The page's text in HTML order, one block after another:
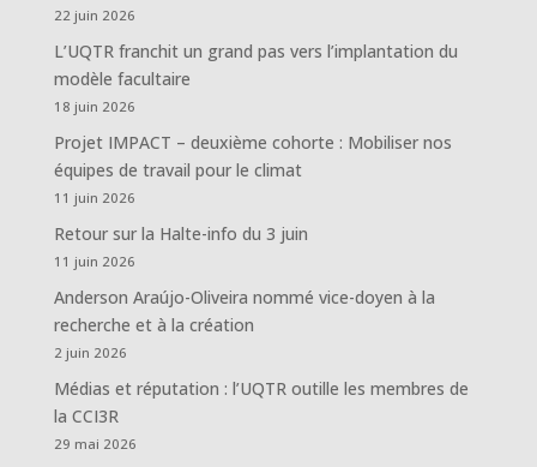
22 juin 2026
L’UQTR franchit un grand pas vers l’implantation du
modèle facultaire
18 juin 2026
Projet IMPACT – deuxième cohorte : Mobiliser nos
équipes de travail pour le climat
11 juin 2026
Retour sur la Halte-info du 3 juin
11 juin 2026
Anderson Araújo-Oliveira nommé vice-doyen à la
recherche et à la création
2 juin 2026
Médias et réputation : l’UQTR outille les membres de
la CCI3R
29 mai 2026